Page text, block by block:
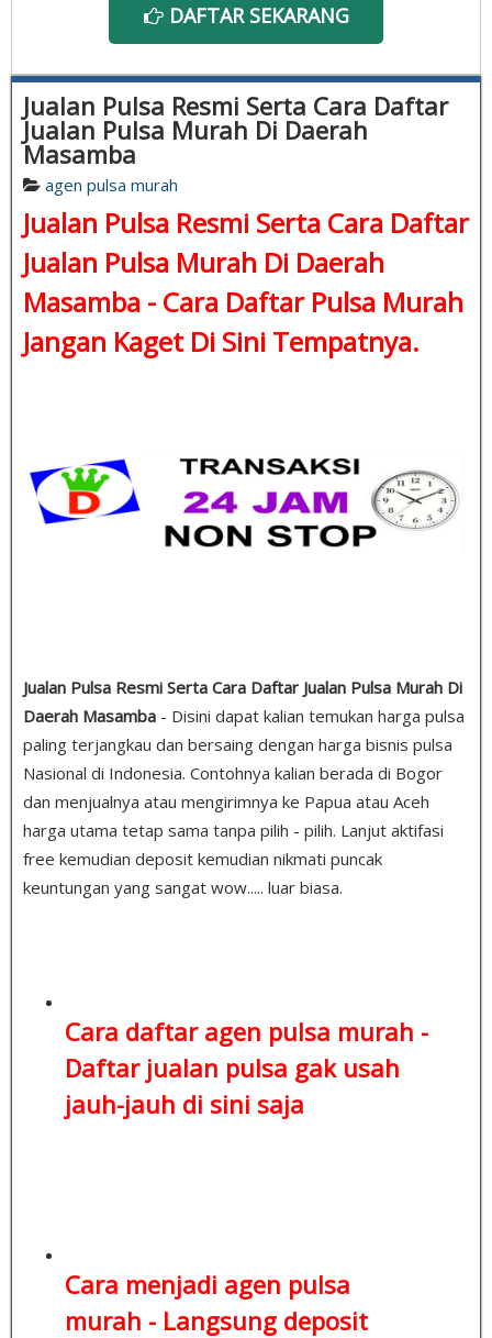
DAFTAR SEKARANG
Jualan Pulsa Resmi Serta Cara Daftar
Jualan Pulsa Murah Di Daerah
Masamba
agen pulsa murah
Jualan Pulsa Resmi Serta Cara Daftar
Jualan Pulsa Murah Di Daerah
Masamba - Cara Daftar Pulsa Murah
Jangan Kaget Di Sini Tempatnya.
Jualan Pulsa Resmi Serta Cara Daftar Jualan Pulsa Murah Di
Daerah Masamba - Disini dapat kalian temukan harga pulsa
paling terjangkau dan bersaing dengan harga bisnis pulsa
Nasional di Indonesia. Contohnya kalian berada di Bogor
dan menjualnya atau mengirimnya ke Papua atau Aceh
harga utama tetap sama tanpa pilih - pilih. Lanjut aktifasi
free kemudian deposit kemudian nikmati puncak
keuntungan yang sangat wow..... luar biasa.
Cara daftar agen pulsa murah -
Daftar jualan pulsa gak usah
jauh-jauh di sini saja
Cara menjadi agen pulsa
murah - Langsung deposit